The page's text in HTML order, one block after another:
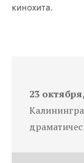
кинохита.
23